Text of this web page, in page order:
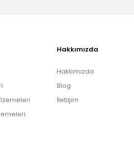
Hakkımızda
Hakkımızda
Blog
İletişim